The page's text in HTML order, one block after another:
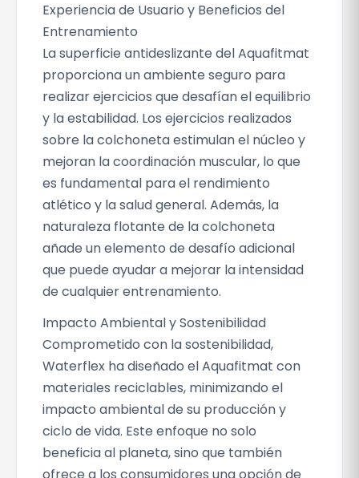
Experiencia de Usuario y Beneficios del
Entrenamiento
La superficie antideslizante del Aquafitmat
proporciona un ambiente seguro para
realizar ejercicios que desafían el equilibrio
y la estabilidad. Los ejercicios realizados
sobre la colchoneta estimulan el núcleo y
mejoran la coordinación muscular, lo que
es fundamental para el rendimiento
atlético y la salud general. Además, la
naturaleza flotante de la colchoneta
añade un elemento de desafío adicional
que puede ayudar a mejorar la intensidad
de cualquier entrenamiento.
Impacto Ambiental y Sostenibilidad
Comprometido con la sostenibilidad,
Waterflex ha diseñado el Aquafitmat con
materiales reciclables, minimizando el
impacto ambiental de su producción y
ciclo de vida. Este enfoque no solo
beneficia al planeta, sino que también